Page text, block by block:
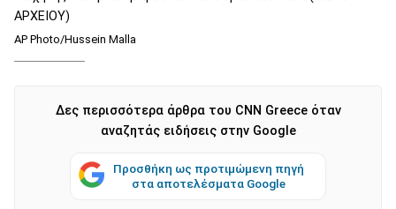
ΑΡΧΕΙΟΥ)
AP Photo/Hussein Malla
Δες περισσότερα άρθρα του CNN Greece όταν
αναζητάς ειδήσεις στην Google
Προσθήκη ως προτιμώμενη πηγή
στα αποτελέσματα Google